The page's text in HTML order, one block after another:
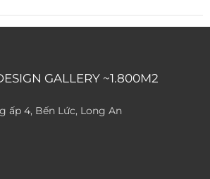
GALLERY ~1.800M2
ấp 4, Bến Lức, Long An